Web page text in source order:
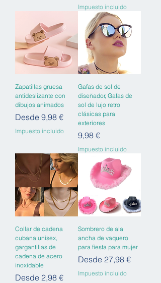
Impuesto incluido
Zapatillas gruesa
antideslizante con
dibujos animados
Desde 9,98 €
Precio de oferta
Impuesto incluido
Gafas de sol de
diseñador, Gafas de
sol de lujo retro
clásicas para
exteriores
Precio
9,98 €
Impuesto incluido
Collar de cadena
cubana unisex,
gargantillas de
cadena de acero
inoxidable
Desde 2,98 €
Precio de oferta
Sombrero de ala
ancha de vaquero
para fiesta para mujer
Desde 27,98 €
Precio de oferta
Impuesto incluido